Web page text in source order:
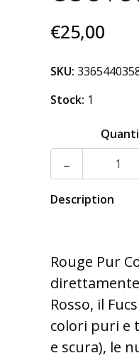
€25,00
SKU:
Stock: 1
-
Description
Rouge Pur
Rosso, il
colori puri e
e scura), le